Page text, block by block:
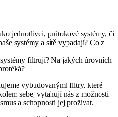
jednotlivci, průtokové systémy, či
systémy a sítě vypadají? Co z
systémy filtrují? Na jakých úrovních
vybudovanými filtry, které
sebe, vytahují nás z možnosti
a schopnosti jej prožívat.